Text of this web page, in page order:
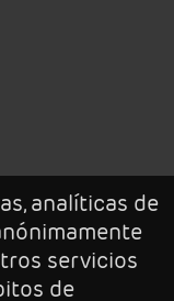
analíticas de
servicios
de